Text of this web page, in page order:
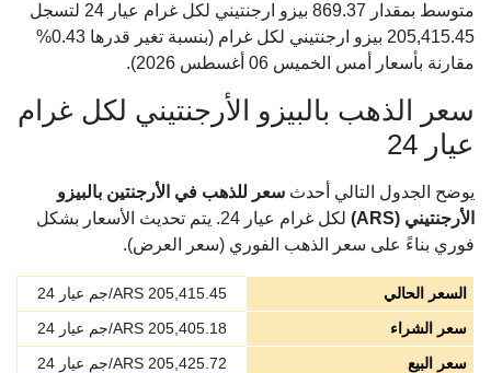
متوسط بمقدار 869.37 بيزو ارجنتيني لكل غرام عيار 24 لتسجل
205,415.45 بيزو ارجنتيني لكل غرام (بنسبة تغير قدرها 0.43%
مقارنة بأسعار أمس الخميس 06 أغسطس 2026).
سعر الذهب بالبيزو الأرجنتيني لكل غرام
عيار 24
يوضح الجدول التالي أحدث سعر للذهب في الأرجنتين بالبيزو
الأرجنتيني (ARS)
لكل غرام عيار 24. يتم تحديث الأسعار بشكل
فوري بناءً على سعر الذهب الفوري (سعر العرض).
السعر الحالي 205,415.45 ARS/جم عيار 24
سعر الشراء
205,405.18 ARS/جم عيار 24
سعر البيع
205,425.72 ARS/جم عيار 24